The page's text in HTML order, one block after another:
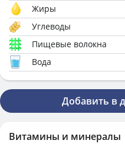
Жиры
Углеводы
Пищевые волокна
Вода
Добавить в
Витамины и минералы